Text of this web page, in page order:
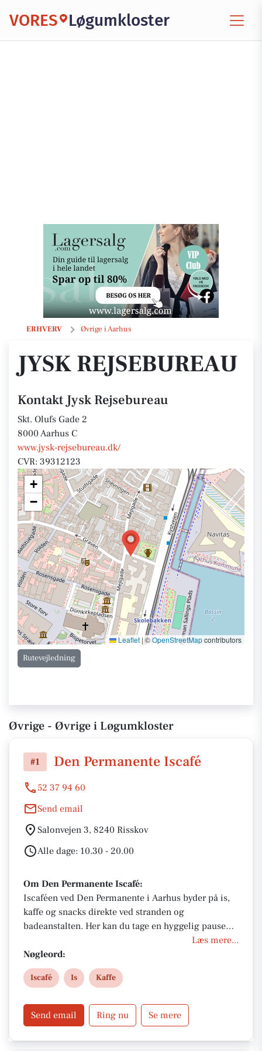
VORES Løgumkloster
ERHVERV Øvrige i Aarhus
Jysk Rejsebureau
JYSK REJSEBUREAU
Kontakt Jysk Rejsebureau
Skt. Olufs Gade 2
8000 Aarhus C
www.jysk-rejsebureau.dk/
CVR: 39312123
+
−
Leaflet |©OpenStreetMapcontributors
Rutevejledning
Øvrige - Øvrige i Løgumkloster
#1 Den Permanente Iscafé
52 37 94 60
Send email
Salonvejen 3, 8240 Risskov
Alle dage: 10.30 - 20.00
Om Den Permanente Iscafé:
Iscaféen ved Den Permanente i Aarhus byder på is,
kaffe og snacks direkte ved stranden og
badeanstalten. Her kan du tage en hyggelig pause
med havudsigt, frisk luft og afslappet stemning tæt
på vandet.
Læs mere...
Nøgleord:
Iscafé Is Kaffe
Send email Ring nu Se mere